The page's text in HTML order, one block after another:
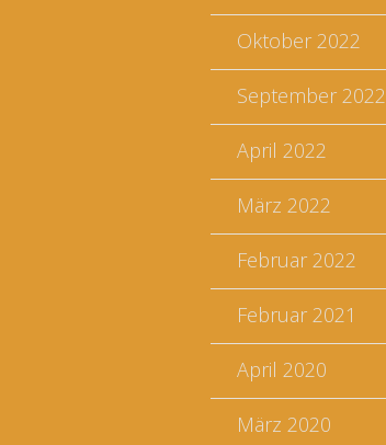
Oktober 2022
September 2022
April 2022
März 2022
Februar 2022
Februar 2021
April 2020
März 2020